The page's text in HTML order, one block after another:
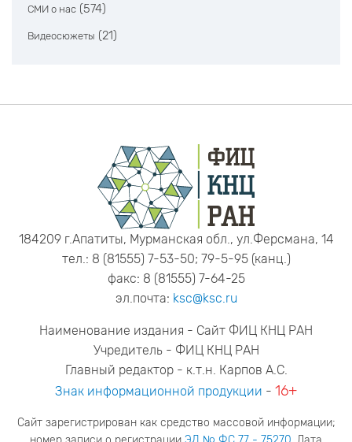
СМИ о нас (574)
Видеосюжеты (21)
184209 г.Апатиты, Мурманская обл., ул.Ферсмана, 14
тел.: 8 (81555) 7-53-50; 79-5-95 (канц.)
факс: 8 (81555) 7-64-25
эл.почта: ksc@ksc.ru
Наименование издания - Сайт ФИЦ КНЦ РАН
Учредитель - ФИЦ КНЦ РАН
Главный редактор - к.т.н. Карпов А.С.
Знак информационной продукции - 16+
Сайт зарегистрирован как средство массовой информации;